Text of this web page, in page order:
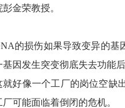
金荣教授。
的损伤如果导致变异的基
基因发生突变彻底失去功能
就好像一个工厂的岗位空缺
可能面临着倒闭的危机。